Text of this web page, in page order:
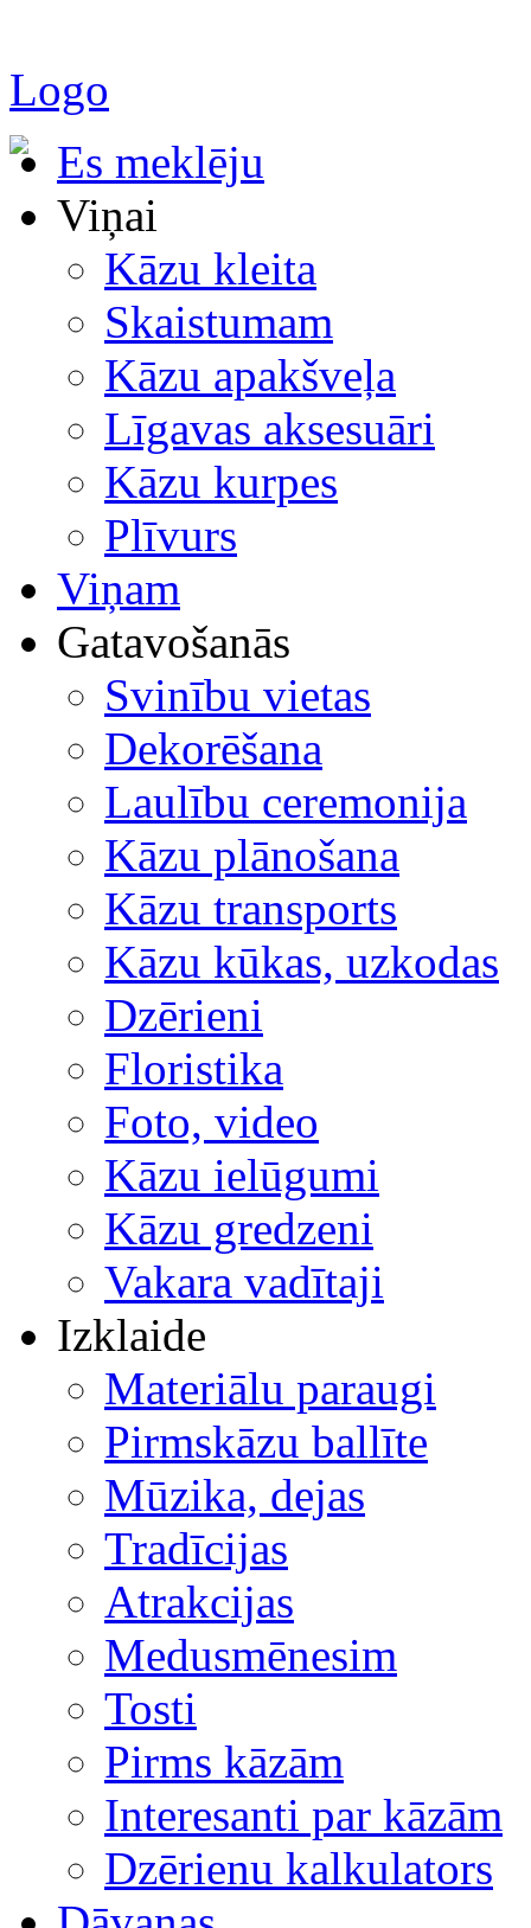
Logo
Es meklēju
Viņai
Kāzu kleita
Skaistumam
Kāzu apakšveļa
Līgavas aksesuāri
Kāzu kurpes
Plīvurs
Viņam
Gatavošanās
Svinību vietas
Dekorēšana
Laulību ceremonija
Kāzu plānošana
Kāzu transports
Kāzu kūkas, uzkodas
Dzērieni
Floristika
Foto, video
Kāzu ielūgumi
Kāzu gredzeni
Vakara vadītaji
Izklaide
Materiālu paraugi
Pirmskāzu ballīte
Mūzika, dejas
Tradīcijas
Atrakcijas
Medusmēnesim
Tosti
Pirms kāzām
Interesanti par kāzām
Dzērienu kalkulators